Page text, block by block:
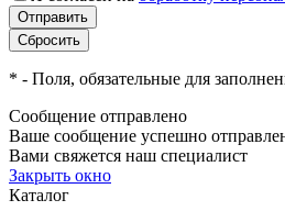
* - Поля, обязательные для
Сообщение отправлено
Ваше сообщение успешно
Вами свяжется наш специалист
Закрыть окно
Каталог